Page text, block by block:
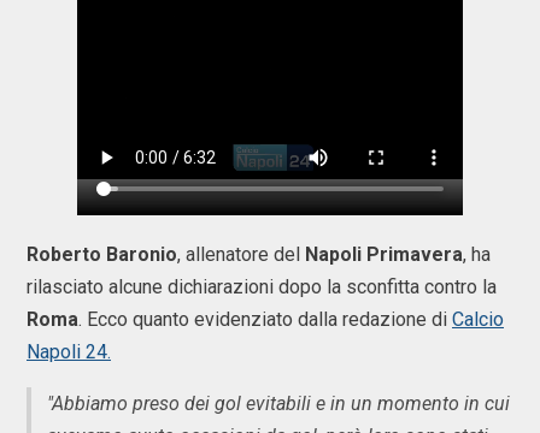
Roberto Baronio, allenatore del Napoli Primavera, ha
rilasciato alcune dichiarazioni dopo la sconfitta contro la
Roma. Ecco quanto evidenziato dalla redazione di Calcio
Napoli 24.
"Abbiamo preso dei gol evitabili e in un momento in cui